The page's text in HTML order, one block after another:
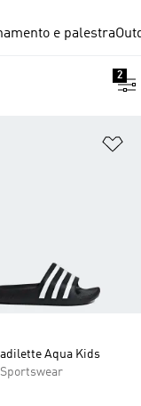
e palestra
2
lista dei desideri
Aqua Kids